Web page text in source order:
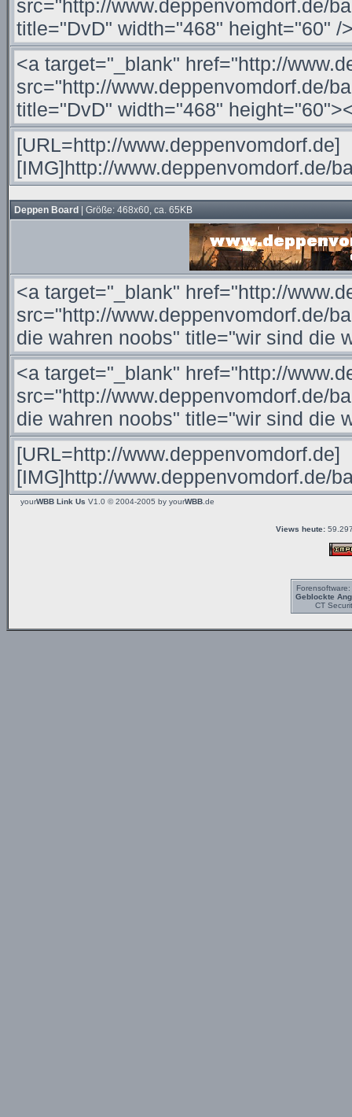
Deppen Board | Größe: 468x60, ca. 65KB
yourWBB Link Us V1.0 © 2004-2005 by yourWBB.de
Views heute:
Forensoftware:
Geblockte
CT